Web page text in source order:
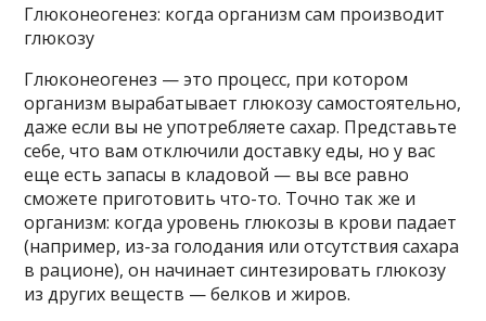
Глюконеогенез: когда организм сам производит
глюкозу
Глюконеогенез — это процесс, при котором
организм вырабатывает глюкозу самостоятельно,
даже если вы не употребляете сахар. Представьте
себе, что вам отключили доставку еды, но у вас
еще есть запасы в кладовой — вы все равно
сможете приготовить что-то. Точно так же и
организм: когда уровень глюкозы в крови падает
(например, из-за голодания или отсутствия сахара
в рационе), он начинает синтезировать глюкозу
из других веществ — белков и жиров.